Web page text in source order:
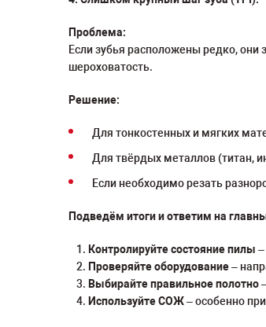
Проблема:
Если зубья расположены редко,
шероховатость.
Решение:
Для тонкостенных и мягких
Для твёрдых металлов (титан,
Если необходимо резать
Подведём итоги и ответим на
Контролируйте состояние пилы
Проверяйте оборудование–
Выбирайте правильное полотно
Используйте СОЖ– особенно